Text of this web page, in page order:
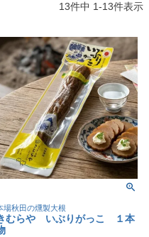
13件中 1-13件表示
場秋田の燻製大根
むらや いぶりがっこ １本